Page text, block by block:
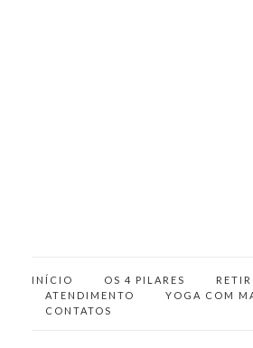
INÍCIO OS 4 PILARES
ATENDIMENTO
YOGA COM
CONTATOS